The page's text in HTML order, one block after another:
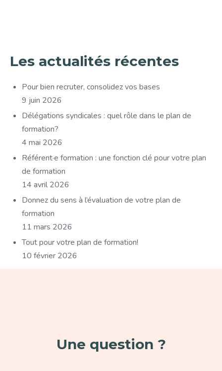
Les actualités récentes
Pour bien recruter, consolidez vos bases
9 juin 2026
Délégations syndicales : quel rôle dans le plan de
formation?
4 mai 2026
Référent·e formation : une fonction clé pour votre plan
de formation
14 avril 2026
Donnez du sens à l’évaluation de votre plan de
formation
11 mars 2026
Tout pour votre plan de formation!
10 février 2026
Une question ?